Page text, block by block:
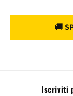
Iscriviti